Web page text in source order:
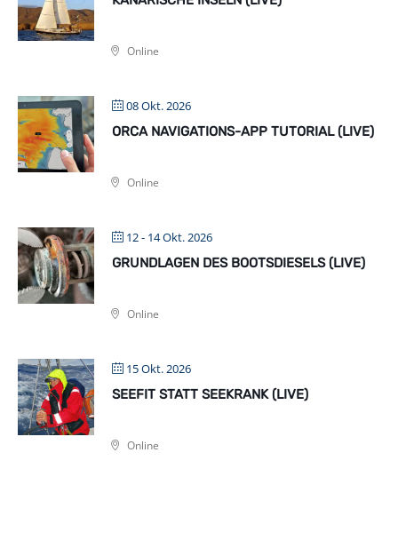
Online
08 Okt. 2026
ORCA NAVIGATIONS-APP TUTORIAL (LIVE)
Online
12 - 14 Okt. 2026
GRUNDLAGEN DES BOOTSDIESELS (LIVE)
Online
15 Okt. 2026
SEEFIT STATT SEEKRANK (LIVE)
Online